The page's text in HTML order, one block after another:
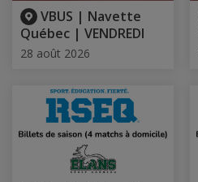
VBUS | Navette
Québec | VENDREDI
28 août 2026